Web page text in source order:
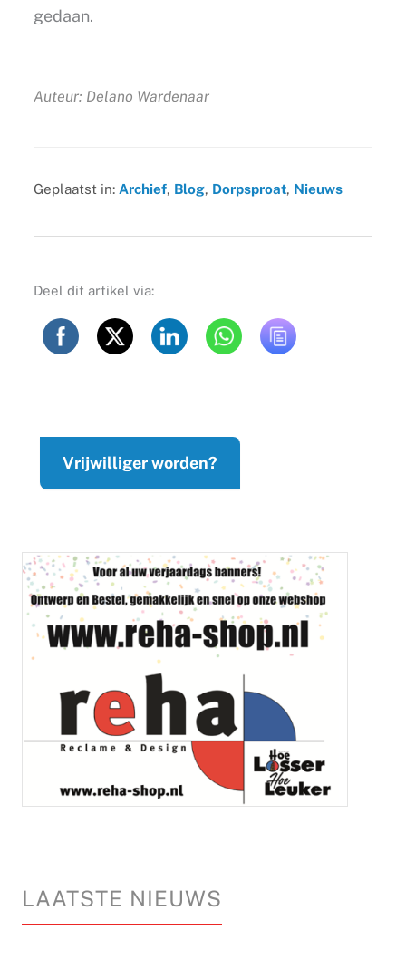
gedaan.
Auteur: Delano Wardenaar
Geplaatst in: Archief, Blog, Dorpsproat, Nieuws
Deel dit artikel via:
Vrijwilliger worden?
LAATSTE NIEUWS